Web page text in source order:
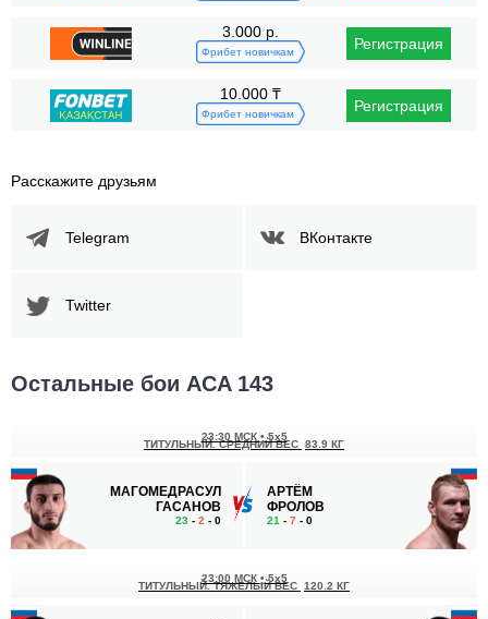
3.000 р.
Фрибет новичкам Регистрация
10.000 ₸
Фрибет новичкам Регистрация
Расскажите друзьям
Telegram ВКонтакте
Twitter
Остальные бои ACA 143
МАГОМЕДРАСУЛ
ГАСАНОВ
23 - 2 - 0
23:30 МСК •5x5
ТИТУЛЬНЫЙ. СРЕДНИЙ ВЕС 83.9 КГ
АРТЁМ
ФРОЛОВ
21 - 7 - 0
23:00 МСК •5x5
ТИТУЛЬНЫЙ. ТЯЖЕЛЫЙ ВЕС 120.2 КГ